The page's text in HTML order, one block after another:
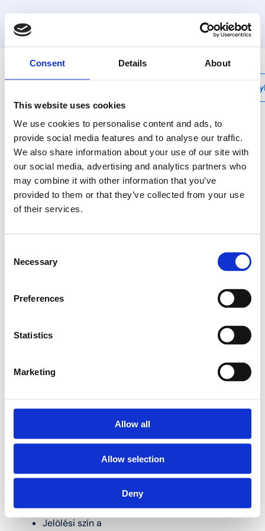
Consent Details About
This website uses cookies
We use cookies to personalise content and ads, to
provide social media features and to analyse our traffic.
We also share information about your use of our site with
our social media, advertising and analytics partners who
may combine it with other information that you’ve
provided to them or that they’ve collected from your use
of their services.
Selection
Necessary
Preferences
Statistics
Marketing
Allow all
Allow selection
Deny
MyHenco
10PG
Középen szűkített T-
idom
létfontosságú.
T-idomok gázhoz:
többrétegű
sárgaréz (CW617)
rozsdamentes acél
Jelölési szín a